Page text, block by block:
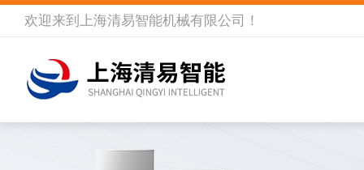
欢迎来到 上海清易智能机械有限公司 ！